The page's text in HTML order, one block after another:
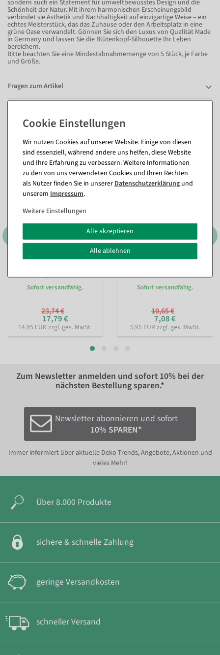
sondern auch ein Statement für umweltbewusstes Design und die
Schönheit der Natur. Mit ihrem harmonischen Erscheinungsbild
verbindet sie Ästhetik und Nachhaltigkeit auf einzigartige Weise – ein
echtes Meisterstück, das das Zuhause oder den Arbeitsplatz in eine
grüne Oase verwandelt. Gönnen Sie sich den Luxus von Qualität Made
in Germany und lassen Sie die Blütenkopf-Silhouette Ihr Leben
bereichern.
Bitte beachten Sie eine Mindestabnahmemenge von 5 Stück, je Farbe
und Größe.
Fragen zum Artikel
Passende Artikel zu diesem Produkt
(8)
%
ca. 60 cm Ø, Metall
Sofort versandfähig.
23,74 €
17,79 €
14,95 EUR zzgl. ges. MwSt.
Filz 58 cm
Sofort versandfähig.
10,65 €
7,08 €
5,95 EUR zzgl. ges. MwSt.
Zum Newsletter anmelden und sofort 10% bei der
nächsten Bestellung sparen.*
Newsletter abonnieren und sofort
10% SPAREN*
Immer informiert über aktuelle Deko-Trends, Angebote, Aktionen und
vieles Mehr!
Über 8.000 Produkte
sichere & schnelle Zahlung
geringe Versandkosten
schneller Versand
Wir nutzen Cookies auf unserer Website. Einige von diesen
sind essenziell, während andere uns helfen, diese Website
und Ihre Erfahrung zu verbessern. Weitere Informationen
zu den von uns verwendeten Cookies und Ihren Rechten
als Nutzer finden Sie in unsererDaten­schutz­erklärung und
unserem Impressum.
Weitere Einstellungen
Alle akzeptieren
Alle ablehnen